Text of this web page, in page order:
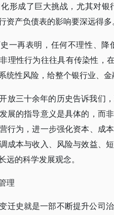
形成了巨大挑战，尤其对
资产负债表的影响要深远得多。
一再表明，任何不理性、
理性行为往往具有传染性，
统性风险，给整个银行业、金
放三十余年的历史告诉我们
展的指导意义是具体的，而
行为，进一步强化资本、成
成本与收入、风险与效益、
远的科学发展观念。
理
迁史就是一部不断提升公司